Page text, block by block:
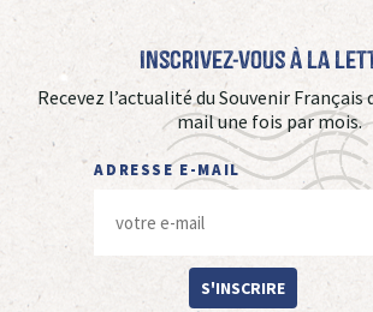
Inscrivez-vous à La
Recevez l’actualité du Souvenir
mail une fois par mois.
ADRESSE E-MAIL
S'INSCRIRE